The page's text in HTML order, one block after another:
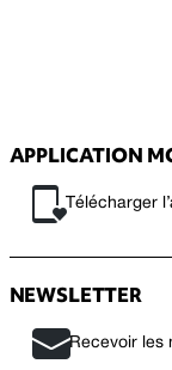
APPLICATION
Télécharger
NEWSLETTER
Recevoir les